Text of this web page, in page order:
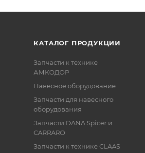
КАТАЛОГ ПРОДУКЦИИ
Запчасти к технике
АМКОДОР
Навесное оборудование
Запчасти для навесного
оборудования
Запчасти DANA Spicer и
CARRARO
Запчасти к технике CLAAS